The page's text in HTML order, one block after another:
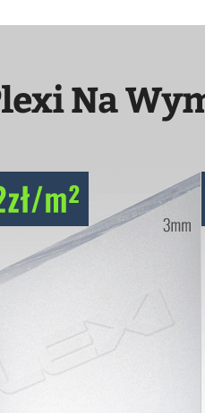
Na